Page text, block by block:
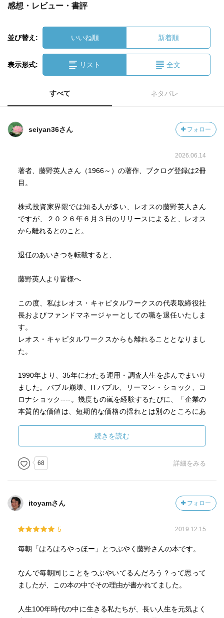
感想・レビュー・書評
並び替え: いいね順 新着順
表示形式: リスト 全文
すべて ネタバレ
seiyan36さん フォロー
2026.06.14
著者、藤野英人さん（1966～）の著作、ブクログ登録は2冊
目。
株式投資家界隈では知る人が多い、レオスの藤野英人さん
ですが、２０２６年６月３日のリリースによると、レオス
から離れるとのこと。
退任のあいさつを転載すると、
藤野英人より皆様へ
この度、私はレオス・キャピタルワークスの代表取締役社
長およびファンドマネージャーとしての職を退任いたしま
す。
レオス・キャピタルワークスからも離れることとなりまし
た。
1990年より、35年にわたる運用・調査人生を歩んでまいり
ました。バブル崩壊、ITバブル、リーマン・ショック、コ
ロナショック----。幾度もの嵐を経験するたびに、「企業の
本質的な価値は、短期的な価格の揺れとは別のところにあ
アクティブ投資とは、数字との戦いではなく、人との対話
だと私は信じています。経営者の目を見て、事業の現場を
歩き、そこに宿る「本物の力」を見極める----。そのアクテ
ィブ投資を「ひふみ」というブランドで体現して、日本の
りました。
秀なチームがおり、経験豊富で信頼できる経営陣が、引き
続き会社を支えていきます。さらに、SBIグループという強
つ持続的な成長を目指していきます。
が、
ファウンダーとしてお客様の先頭に立って、ひふみを応援
続きを読む
68 詳細をみる
itoyamさん フォロー
5 2019.12.15
毎朝「はろはろやっほー」とつぶやく藤野さんの本です。
なんで毎朝同じことをつぶやいてるんだろう？って思って
ましたが、この本の中でその理由が書かれてました。
人生100年時代の中に生きる私たちが、長い人生を元気よく